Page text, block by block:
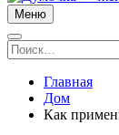
Думочка —
женский
отношения
и многое другое
Меню
Найти:
Главная
Дом
Как